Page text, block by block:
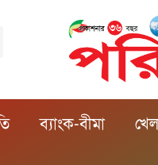
ব্যাংক-বীমা